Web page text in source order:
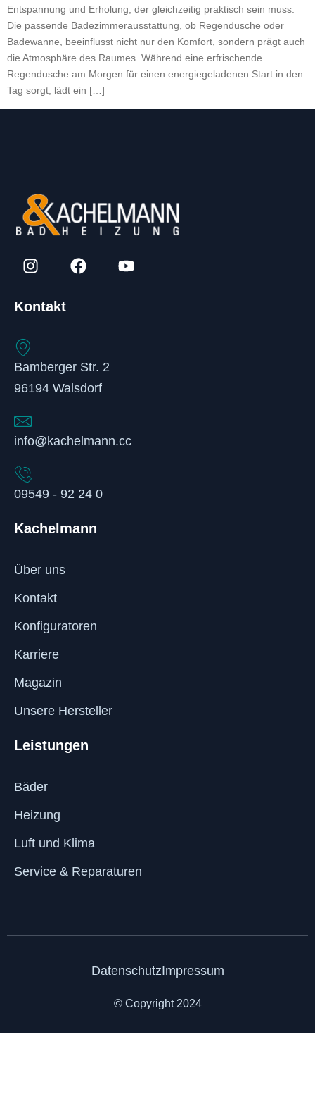
Entspannung und Erholung, der gleichzeitig praktisch sein muss.
Die passende Badezimmerausstattung, ob Regendusche oder
Badewanne, beeinflusst nicht nur den Komfort, sondern prägt auch
die Atmosphäre des Raumes. Während eine erfrischende
Regendusche am Morgen für einen energiegeladenen Start in den
Tag sorgt, lädt ein […]
Kontakt
Bamberger Str. 2
96194 Walsdorf
info@kachelmann.cc
09549 - 92 24 0
Kachelmann
Über uns
Kontakt
Konfiguratoren
Karriere
Magazin
Unsere Hersteller
Leistungen
Bäder
Heizung
Luft und Klima
Service & Reparaturen
DatenschutzImpressum
© Copyright 2024